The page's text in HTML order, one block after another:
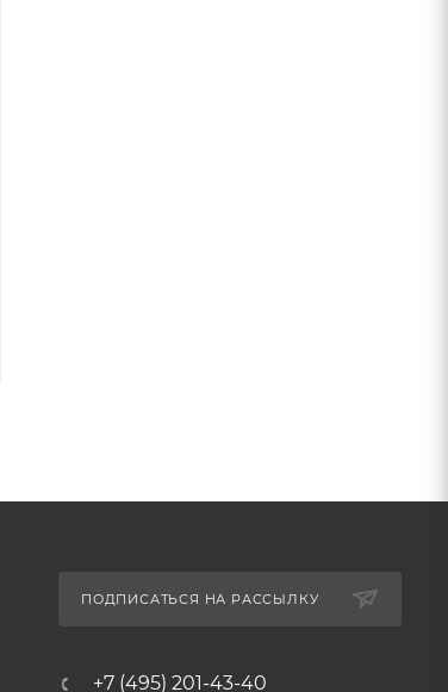
ПОДПИСАТЬСЯ НА РАССЫЛКУ
+7 (495) 201-43-40